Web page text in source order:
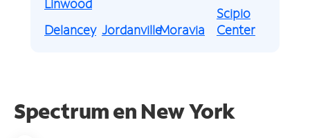
Delancey JordanvilleMoravia
Scipio
Center
Spectrum en New York